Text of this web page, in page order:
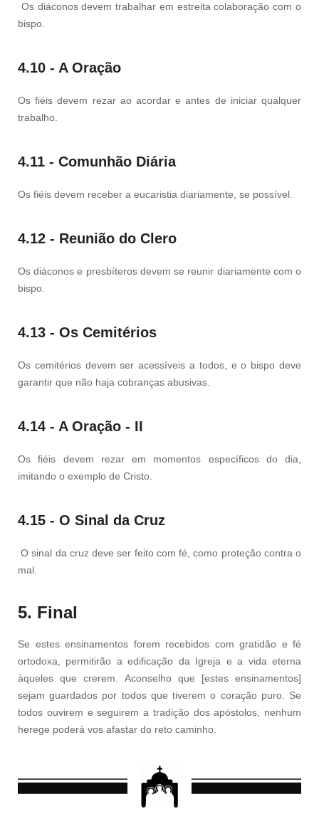
Os diáconos devem trabalhar em estreita colaboração com o
bispo.
4.10 - A Oração
Os fiéis devem rezar ao acordar e antes de iniciar qualquer
trabalho.
4.11 - Comunhão Diária
Os fiéis devem receber a eucaristia diariamente, se possível.
4.12 - Reunião do Clero
Os diáconos e presbíteros devem se reunir diariamente com o
bispo.
4.13 - Os Cemitérios
Os cemitérios devem ser acessíveis a todos, e o bispo deve
garantir que não haja cobranças abusivas.
4.14 - A Oração - II
Os fiéis devem rezar em momentos específicos do dia,
imitando o exemplo de Cristo.
4.15 - O Sinal da Cruz
O sinal da cruz deve ser feito com fé, como proteção contra o
mal.
5. Final
Se estes ensinamentos forem recebidos com gratidão e fé
ortodoxa, permitirão a edificação da Igreja e a vida eterna
àqueles que crerem. Aconselho que [estes ensinamentos]
sejam guardados por todos que tiverem o coração puro. Se
todos ouvirem e seguirem a tradição dos apóstolos, nenhum
herege poderá vos afastar do reto caminho.